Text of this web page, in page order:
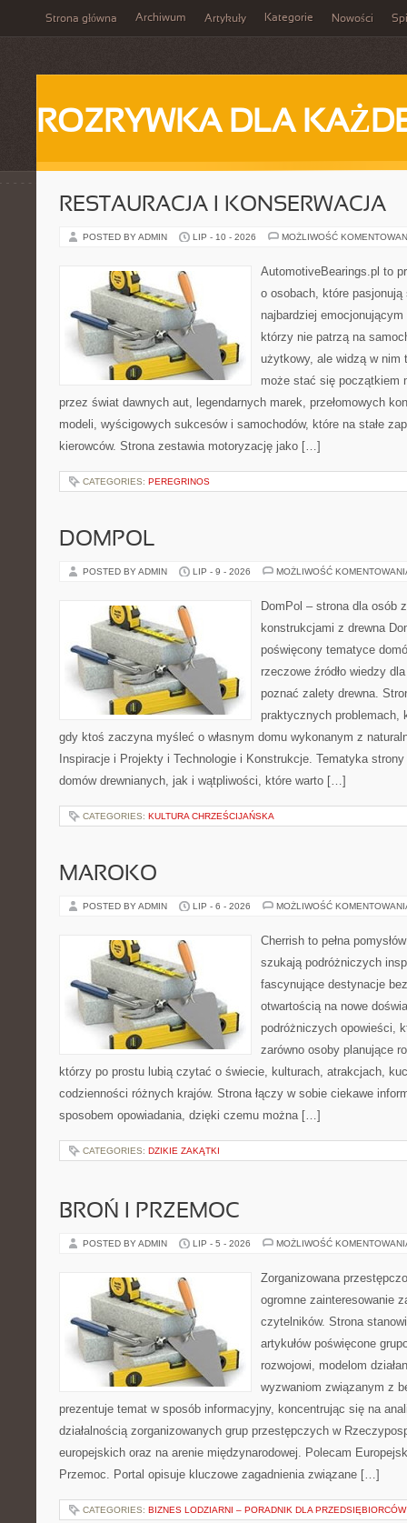
Strona główna Archiwum Artykuły Kategorie Nowości
ROZRYWKA DLA
RESTAURACJA I KONSERWACJA
POSTED BY ADMIN LIP - 10 - 2026 MOŻLIWOŚĆ
AutomotiveBearings.pl to
o osobach, które
najbardziej
którzy nie patrzą na
użytkowy, ale widzą w nim
może stać się początkiem
przez świat dawnych aut, legendarnych marek, przełomowych
modeli, wyścigowych sukcesów i samochodów, które na stałe
kierowców. Strona zestawia motoryzację jako […]
CATEGORIES: PEREGRINOS
DOMPOL
POSTED BY ADMIN LIP - 9 - 2026 MOŻLIWOŚĆ
DomPol – strona dla osób
konstrukcjami z drewna
poświęcony tematyce
rzeczowe źródło wiedzy
poznać zalety drewna.
praktycznych problemach,
gdy ktoś zaczyna myśleć o własnym domu wykonanym z
Inspiracje i Projekty i Technologie i Konstrukcje. Tematyka
domów drewnianych, jak i wątpliwości, które warto […]
CATEGORIES: KULTURA CHRZEŚCIJAŃSKA
MAROKO
POSTED BY ADMIN LIP - 6 - 2026 MOŻLIWOŚĆ
Cherrish to pełna
szukają podróżniczych
fascynujące destynacje
otwartością na nowe
podróżniczych opowieści,
zarówno osoby planujące
którzy po prostu lubią czytać o świecie, kulturach, atrakcjach,
codzienności różnych krajów. Strona łączy w sobie ciekawe
sposobem opowiadania, dzięki czemu można […]
CATEGORIES: DZIKIE ZAKĄTKI
BROŃ I PRZEMOC
POSTED BY ADMIN LIP - 5 - 2026 MOŻLIWOŚĆ
Zorganizowana
ogromne zainteresowanie
czytelników. Strona
artykułów poświęcone
rozwojowi, modelom
wyzwaniom związanym z
prezentuje temat w sposób informacyjny, koncentrując się na
działalnością zorganizowanych grup przestępczych w
europejskich oraz na arenie międzynarodowej. Polecam
Przemoc. Portal opisuje kluczowe zagadnienia związane […]
CATEGORIES: BIZNES LODZIARNI – PORADNIK DLA PRZEDSIĘBIORCÓW